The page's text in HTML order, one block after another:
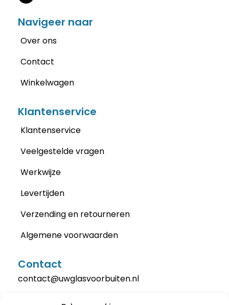
Navigeer naar
Over ons
Contact
Winkelwagen
Klantenservice
Klantenservice
Veelgestelde vragen
Werkwijze
Levertijden
Verzending en retourneren
Algemene voorwaarden
Contact
contact@uwglasvoorbuiten.nl